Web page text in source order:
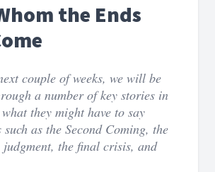
the Ends
couple of weeks, we will be
a number of key stories in
they might have to say
such as the Second Coming, the
judgment, the final crisis, and